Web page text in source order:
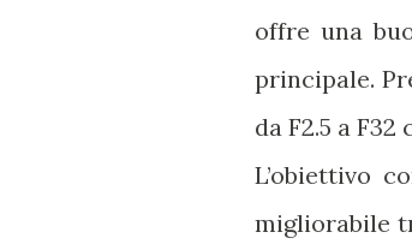
offre una
principale.
da F2.5 a
L’obiettivo
migliorabile